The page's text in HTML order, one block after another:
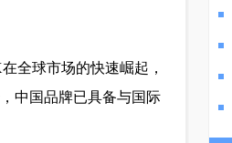
全球市场的快速崛起，
中国品牌已具备与国际